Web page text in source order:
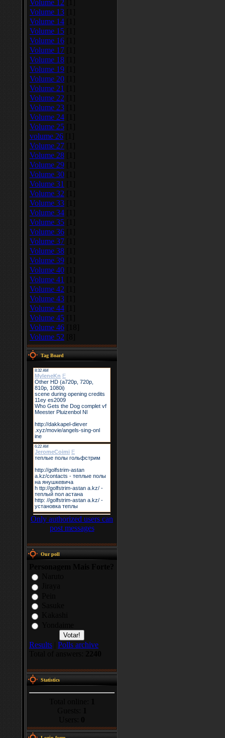
Volume 12
Volume 13
Volume 14
Volume 15
Volume 16
Volume 17
Volume 18
Volume 19
Volume 20
Volume 21
Volume 22
Volume 23
Volume 24
Volume 25
volume 26
Volume 27
Volume 28
Volume 29
Volume 30
Volume 31
Volume 32
Volume 33
Volume 34
Volume 35
Volume 36
Volume 37
Volume 38
Volume 39
Volume 40
Volume 41
Volume 42
Volume 43
Volume 44
Volume 45
Volume 46
Volume 52
Tag Board
Only authorized users can
post messages
Our poll
Results
Polls archive
Statistics